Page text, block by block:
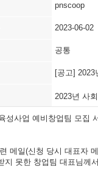
pnscoop
2023-06-02
공통
[공고]
2023년 사
성사업 예비창업팀 모집
메일(신청 당시 대표자
지 못한 창업팀 대표님께